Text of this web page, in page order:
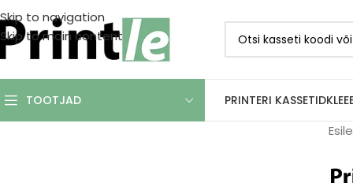
Skip to navigation
Skip to main content
TOOTJAD PRINTERI KASSETID